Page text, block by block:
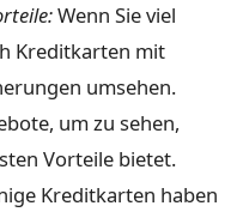
Wenn Sie viel
Kreditkarten mit
umsehen.
um zu sehen,
Vorteile bietet.
Kreditkarten haben